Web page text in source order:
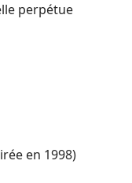
perpétue
en 1998)